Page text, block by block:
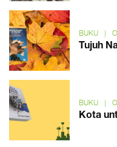
BUKU |
Tujuh
BUKU |
Kota